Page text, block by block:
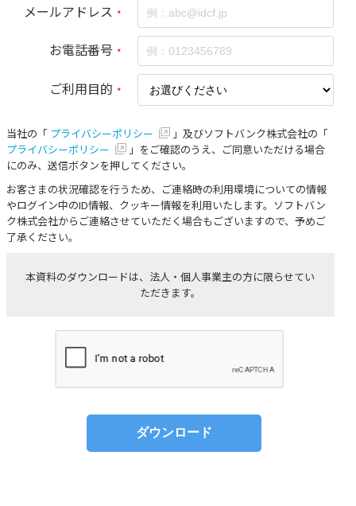
メールアドレス *
お電話番号 *
ご利用目的 *
当社の「 プライバシーポリシー
」及びソフトバンク株式会社の「
プライバシーポリシー
」をご確認のうえ、ご同意いただける場合
にのみ、送信ボタンを押してください。
お客さまの状況確認を行うため、ご連絡時の利用環境についての情報
やログイン中のID情報、クッキー情報を利用いたします。ソフトバン
ク株式会社からご連絡させていただく場合もございますので、予めご
了承ください。
本資料のダウンロードは、法人・個人事業主の方に限らせてい
ただきます。